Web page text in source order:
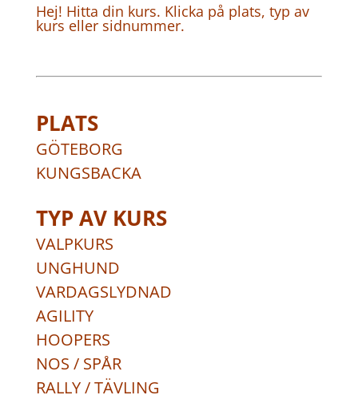
Hej! Hitta din kurs. Klicka på plats, typ av
kurs eller sidnummer.
PLATS
GÖTEBORG
KUNGSBACKA
TYP AV KURS
VALPKURS
UNGHUND
VARDAGSLYDNAD
AGILITY
HOOPERS
NOS / SPÅR
RALLY / TÄVLING